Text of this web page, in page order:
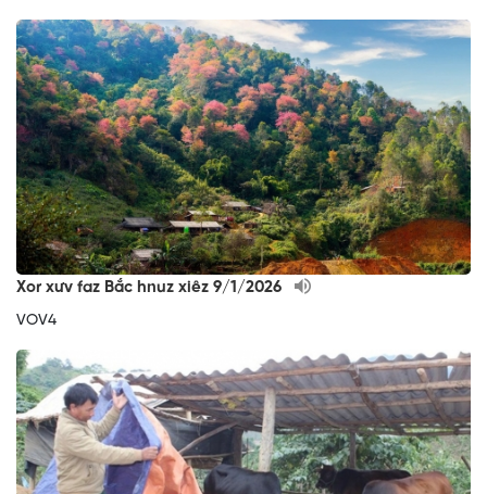
Xor xưv faz Bắc hnuz xiêz 9/1/2026
VOV4